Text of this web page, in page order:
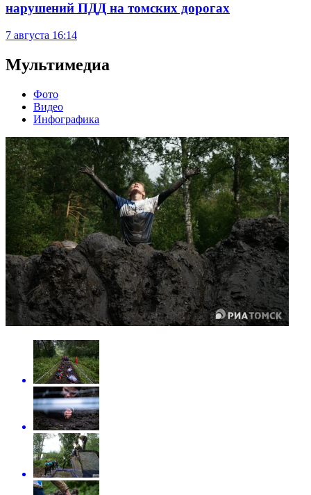
нарушений ПДД на томских дорогах
7 августа 16:14
Мультимедиа
Фото
Видео
Инфографика